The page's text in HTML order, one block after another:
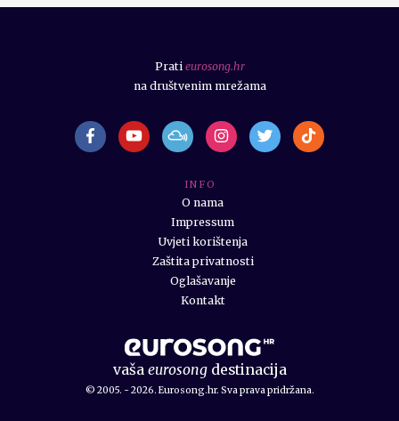
vaša eurosongdestinacija
© 2005. - 2026. Eurosong.hr. Sva prava pridržana.
I N F O
O nama
Impressum
Uvjeti korištenja
Zaštita privatnosti
Oglašavanje
Kontakt
Prati eurosong.hr
na društvenim mrežama